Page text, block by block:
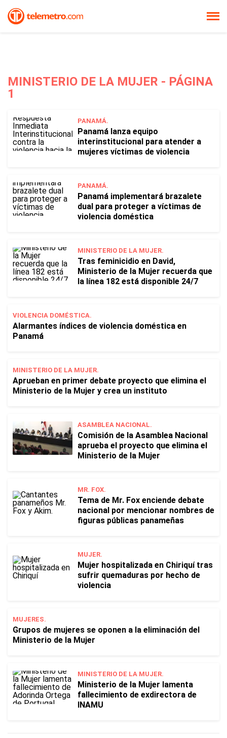
MINISTERIO DE LA MUJER - PÁGINA
1
PANAMÁ.
Panamá lanza equipo
interinstitucional para atender a
mujeres víctimas de violencia
PANAMÁ.
Panamá implementará brazalete
dual para proteger a víctimas de
violencia doméstica
MINISTERIO DE LA MUJER.
Tras feminicidio en David,
Ministerio de la Mujer recuerda que
la línea 182 está disponible 24/7
VIOLENCIA DOMÉSTICA.
Alarmantes índices de violencia doméstica en
Panamá
MINISTERIO DE LA MUJER.
Aprueban en primer debate proyecto que elimina el
Ministerio de la Mujer y crea un instituto
ASAMBLEA NACIONAL.
Comisión de la Asamblea Nacional
aprueba el proyecto que elimina el
Ministerio de la Mujer
MR. FOX.
Tema de Mr. Fox enciende debate
nacional por mencionar nombres de
figuras públicas panameñas
MUJER.
Mujer hospitalizada en Chiriquí tras
sufrir quemaduras por hecho de
violencia
MUJERES.
Grupos de mujeres se oponen a la eliminación del
Ministerio de la Mujer
MINISTERIO DE LA MUJER.
Ministerio de la Mujer lamenta
fallecimiento de exdirectora de
INAMU